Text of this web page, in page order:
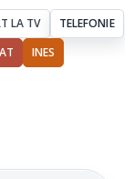
LA TV
TELEFONIE
INES